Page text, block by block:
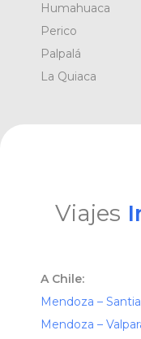
Humahuaca
Perico
Palpalá
La Quiaca
Viajes
A Chile:
Mendoza –
Mendoza –